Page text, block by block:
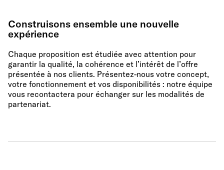
Construisons ensemble une nouvelle
expérience
Chaque proposition est étudiée avec attention pour
garantir la qualité, la cohérence et l’intérêt de l’offre
présentée à nos clients. Présentez-nous votre concept,
votre fonctionnement et vos disponibilités : notre équipe
vous recontactera pour échanger sur les modalités de
partenariat.